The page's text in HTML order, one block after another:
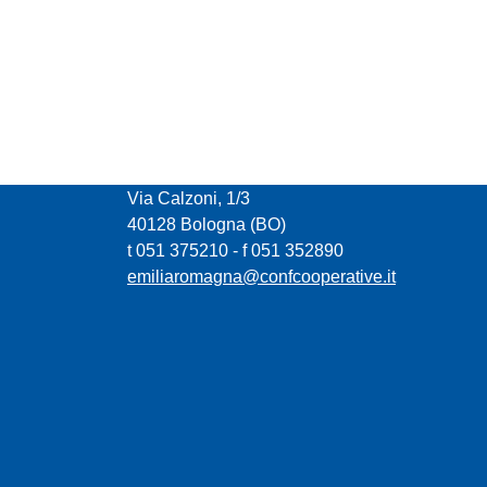
Via Calzoni, 1/3
40128 Bologna (BO)
t 051 375210 - f 051 352890
emiliaromagna@confcooperative.it